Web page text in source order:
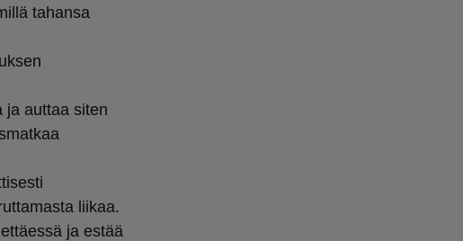
tahansa
ja auttaa siten
liikaa.
ja estää